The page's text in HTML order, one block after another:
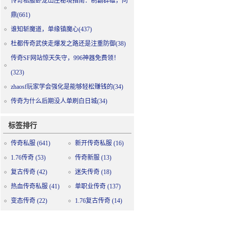
鼎(661)
谁知斩魔道，单缘镇魔心(437)
杜都传奇武侠走爆发之路还是注重防御(38)
传奇SF网站惊天失守，996神器免费领！
(323)
zhaosf玩家学会强化是能够轻松赚钱的(34)
传奇为什么后期没人单刷白日城(34)
标签排行
传奇私服 (641) 新开传奇私服 (16)
1.76传奇 (53) 传奇新服 (13)
复古传奇 (42) 迷失传奇 (18)
热血传奇私服 (41) 单职业传奇 (137)
变态传奇 (22) 1.76复古传奇 (14)